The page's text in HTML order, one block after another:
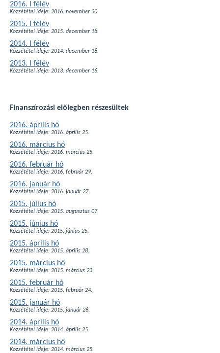
2016. I félév
Közzététel ideje: 2016. november 30.
2015. I félév
Közzététel ideje: 2015. december 18.
2014. I félév
Közzététel ideje: 2014. december 18.
2013. I félév
Közzététel ideje: 2013. december 16.
Finanszírozási előlegben részesültek
2016. április hó
Közzététel ideje: 2016. április 25.
2016. március hó
Közzététel ideje: 2016. március 25.
2016. február hó
Közzététel ideje: 2016. február 29.
2016. január hó
Közzététel ideje: 2016. január 27.
2015. július hó
Közzététel ideje: 2015. augusztus 07.
2015. június hó
Közzététel ideje: 2015. június 25.
2015. április hó
Közzététel ideje: 2015. április 28.
2015. március hó
Közzététel ideje: 2015. március 23.
2015. február hó
Közzététel ideje: 2015. február 24.
2015. január hó
Közzététel ideje: 2015. január 26.
2014. április hó
Közzététel ideje: 2014. április 25.
2014. március hó
Közzététel ideje: 2014. március 25.